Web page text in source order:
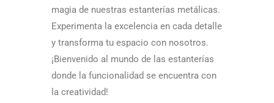
magia de nuestras estanterías metálicas.
Experimenta la excelencia en cada detalle
y transforma tu espacio con nosotros.
¡Bienvenido al mundo de las estanterías
donde la funcionalidad se encuentra con
la creatividad!